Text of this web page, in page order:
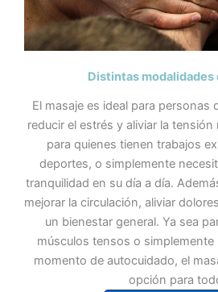
Distintas modalidades
El masaje es ideal para personas
reducir el estrés y aliviar la
para quienes tienen trabajos
deportes, o simplemente
tranquilidad en su día a día.
mejorar la circulación, aliviar
un bienestar general. Ya sea
músculos tensos o simplemente
momento de autocuidado, el
opción para